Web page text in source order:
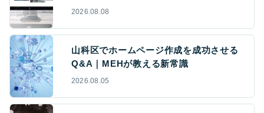
2026.08.08
山科区でホームページ作成を成功させる
Q&A｜MEHが教える新常識
2026.08.05